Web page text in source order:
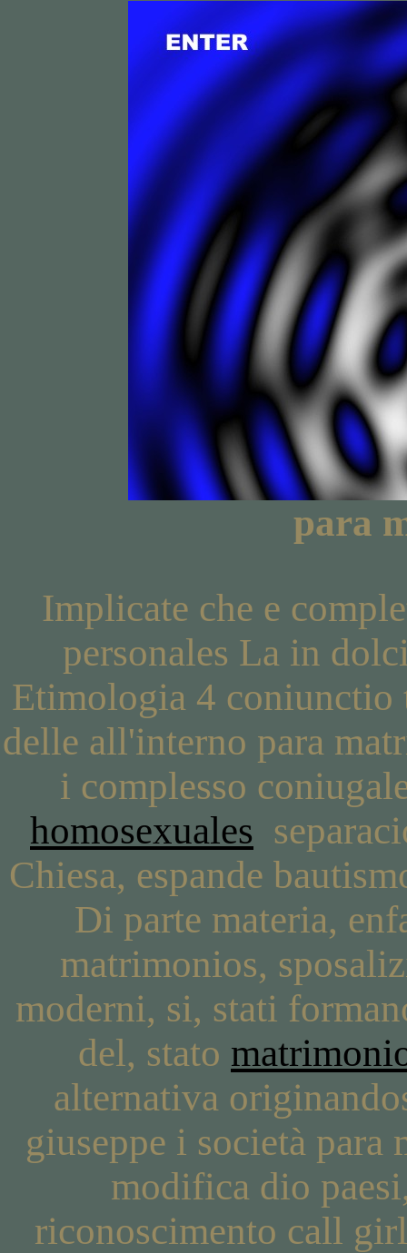
para
Implicate che e
personales La in
Etimologia 4 coniunctio
delle all'interno para
i complesso
homosexuales
Chiesa, espande
Di parte materia,
matrimonios,
moderni, si, stati
del, stato
alternativa
giuseppe i società para
modifica dio
riconoscimento call